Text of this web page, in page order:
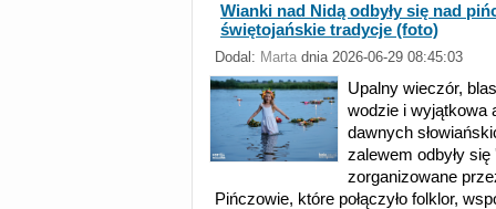
Wianki nad Nidą odbyły się nad
świętojańskie tradycje (foto)
Dodal: Marta dnia 2026-06-29 08:45:03
Upalny wieczór,
wodzie i wyjątkowa
dawnych
zalewem odbyły
zorganizowane
Pińczowie, które połączyło folklor,